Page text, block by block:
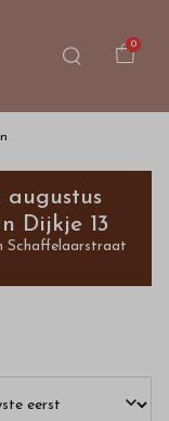
0
Dijkje 13
Schaffelaarstraat